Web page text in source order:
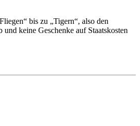
bis zu „Tigern“, also den
keine Geschenke auf Staatskosten